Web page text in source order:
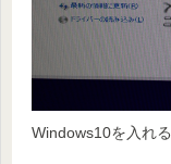
Windows10を入れ